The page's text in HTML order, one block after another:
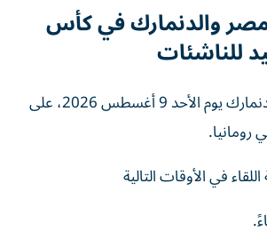
مصر والدنمارك في كأس
للناشئات
تقام مباراة مصر والدنمارك يوم الأحد 9 أغسطس 2026، على
رومانيا.
في الأوقات التالية